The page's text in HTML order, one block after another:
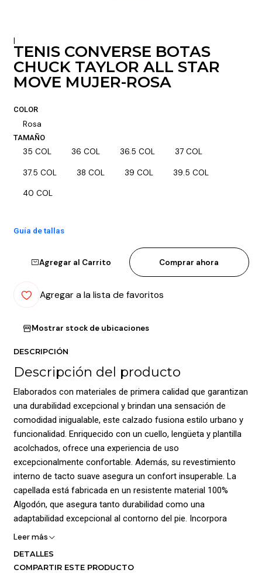
|
TENIS CONVERSE BOTAS
CHUCK TAYLOR ALL STAR
MOVE MUJER-ROSA
COLOR
Rosa
TAMAÑO
35 COL 36 COL 36.5 COL 37 COL
37.5 COL 38 COL 39 COL 39.5 COL
40 COL
Guía de tallas
Agregar al Carrito Comprar ahora
Agregar a la lista de favoritos
Mostrar stock de ubicaciones
DESCRIPCIÓN
Descripción del producto
Elaborados con materiales de primera calidad que garantizan
una durabilidad excepcional y brindan una sensación de
comodidad inigualable, este calzado fusiona estilo urbano y
funcionalidad. Enriquecido con un cuello, lengüeta y plantilla
acolchados, ofrece una experiencia de uso
excepcionalmente confortable. Además, su revestimiento
interno de tacto suave asegura un confort insuperable. La
capellada está fabricada en un resistente material 100%
Algodón, que asegura tanto durabilidad como una
adaptabilidad excepcional al contorno del pie. Incorpora
cierre en cordones para ajuste personalizado y agrega el
Leer más
DETALLES
COMPARTIR ESTE PRODUCTO